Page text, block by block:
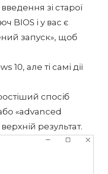
зі старої
BIOS і у вас є
запуск», щоб
але ті самі дії
спосіб
«advanced
результат.